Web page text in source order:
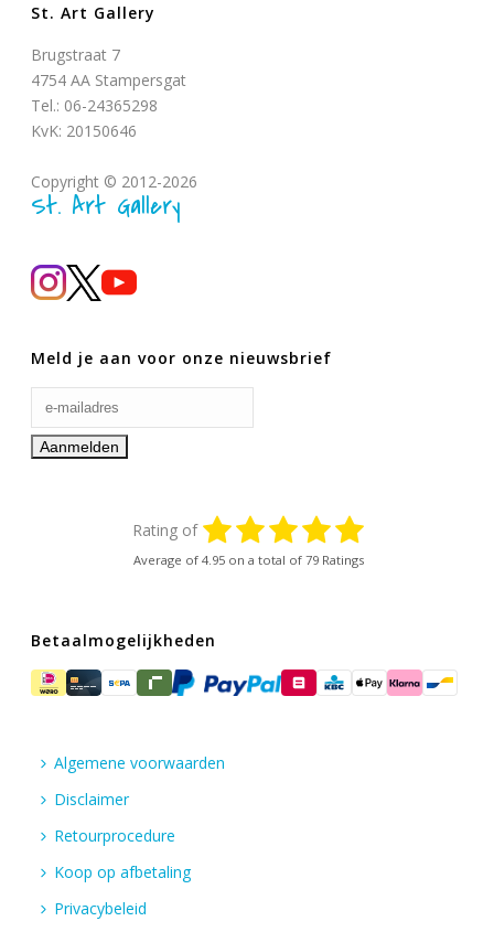
St. Art Gallery
Brugstraat 7
4754 AA Stampersgat
Tel.: 06-24365298
KvK: 20150646
Copyright © 2012-2026
St. Art Gallery
Meld je aan voor onze nieuwsbrief
Rating of
Average of 4.95 on a total of 79 Ratings
Betaalmogelijkheden
Algemene voorwaarden
Disclaimer
Retourprocedure
Koop op afbetaling
Privacybeleid